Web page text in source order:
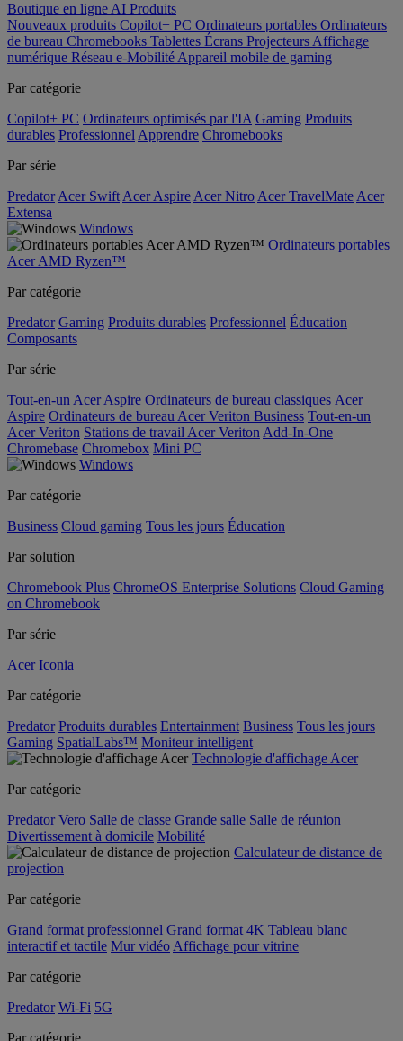
Boutique en ligne AI Produits
Nouveaux produits Copilot+ PC Ordinateurs portables Ordinateurs
de bureau Chromebooks Tablettes Écrans Projecteurs Affichage
numérique Réseau e-Mobilité Appareil mobile de gaming
Par catégorie
Copilot+ PC Ordinateurs optimisés par l'IA Gaming Produits
durables Professionnel Apprendre Chromebooks
Par série
Predator Acer Swift Acer Aspire Acer Nitro Acer TravelMate Acer
Extensa
Windows
Ordinateurs portables
Acer AMD Ryzen™
Par catégorie
Predator Gaming Produits durables Professionnel Éducation
Composants
Par série
Tout-en-un Acer Aspire Ordinateurs de bureau classiques Acer
Aspire Ordinateurs de bureau Acer Veriton Business Tout-en-un
Acer Veriton Stations de travail Acer Veriton Add-In-One
Chromebase Chromebox Mini PC
Windows
Par catégorie
Business Cloud gaming Tous les jours Éducation
Par solution
Chromebook Plus ChromeOS Enterprise Solutions Cloud Gaming
on Chromebook
Par série
Acer Iconia
Par catégorie
Predator Produits durables Entertainment Business Tous les jours
Gaming SpatialLabs™ Moniteur intelligent
Technologie d'affichage Acer
Par catégorie
Predator Vero Salle de classe Grande salle Salle de réunion
Divertissement à domicile Mobilité
Calculateur de distance de
projection
Par catégorie
Grand format professionnel Grand format 4K Tableau blanc
interactif et tactile Mur vidéo Affichage pour vitrine
Par catégorie
Predator Wi-Fi 5G
Par catégorie